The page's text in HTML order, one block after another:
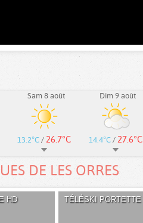
Sam 8 août
13.2°C / 26.7°C
Dim 9 août
14.4°C / 27.6°C
DE LES ORRES
HD TÉLÉSKI PORTETTE